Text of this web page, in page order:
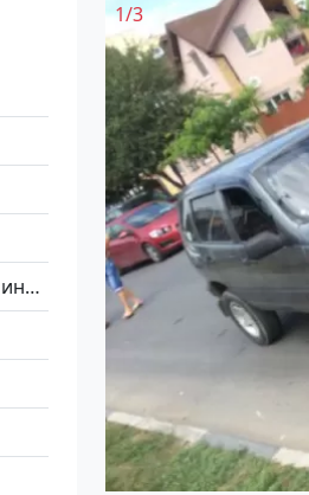
1 700 см3 / 120 л.с. / Бензин инжектор
1/3